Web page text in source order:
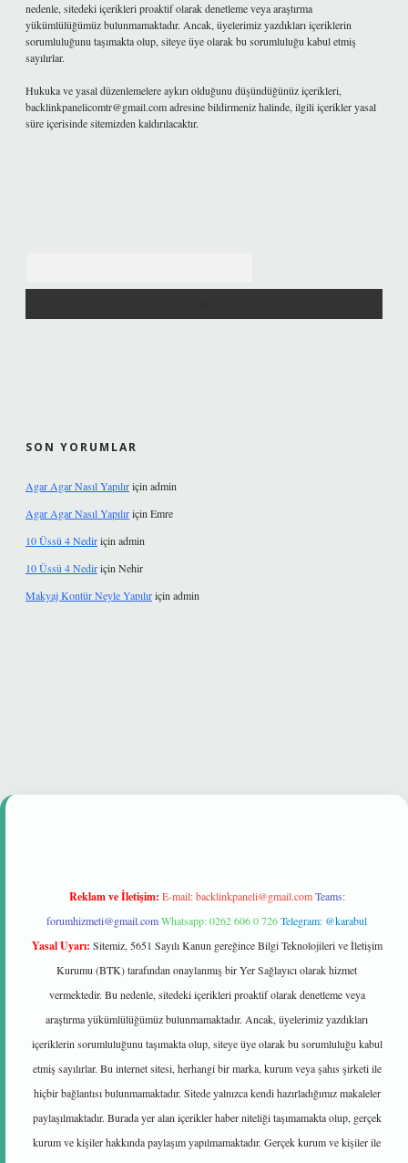
nedenle, sitedeki içerikleri proaktif olarak denetleme veya araştırma
yükümlülüğümüz bulunmamaktadır. Ancak, üyelerimiz yazdıkları içeriklerin
sorumluluğunu taşımakta olup, siteye üye olarak bu sorumluluğu kabul etmiş
sayılırlar.
Hukuka ve yasal düzenlemelere aykırı olduğunu düşündüğünüz içerikleri,
backlinkpanelicomtr@gmail.comadresine bildirmeniz halinde, ilgili içerikler yasal
süre içerisinde sitemizden kaldırılacaktır.
SON YORUMLAR
Agar Agar Nasıl Yapılıriçin admin
Agar Agar Nasıl Yapılıriçin Emre
10 Üssü 4 Nediriçin admin
10 Üssü 4 Nediriçin Nehir
Makyaj Kontür Neyle Yapılıriçin admin
Reklam ve İletişim: E-mail:backlinkpaneli@gmail.com Teams:
forumhizmeti@gmail.comWhatsapp: 0262 606 0 726Telegram: @karabul
Yasal Uyarı: Sitemiz, 5651 Sayılı Kanun gereğince Bilgi Teknolojileri ve İletişim
Kurumu (BTK) tarafından onaylanmış bir Yer Sağlayıcı olarak hizmet
vermektedir. Bu nedenle, sitedeki içerikleri proaktif olarak denetleme veya
araştırma yükümlülüğümüz bulunmamaktadır. Ancak, üyelerimiz yazdıkları
içeriklerin sorumluluğunu taşımakta olup, siteye üye olarak bu sorumluluğu kabul
etmiş sayılırlar. Bu internet sitesi, herhangi bir marka, kurum veya şahıs şirketi ile
hiçbir bağlantısı bulunmamaktadır. Sitede yalnızca kendi hazırladığımız makaleler
paylaşılmaktadır. Burada yer alan içerikler haber niteliği taşımamakta olup, gerçek
kurum ve kişiler hakkında paylaşım yapılmamaktadır. Gerçek kurum ve kişiler ile